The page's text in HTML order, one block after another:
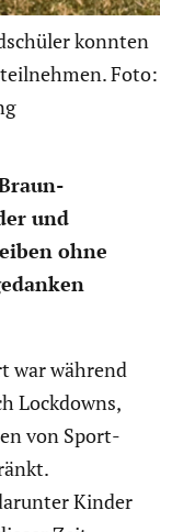
konnten
Foto:
und
ohne
war während
Lockdowns,
von Sport­
Kinder